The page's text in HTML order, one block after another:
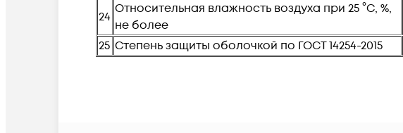
24
Относительная влажность воздуха при 25 °С, %,
не более
25 Степень защиты оболочкой по ГОСТ 14254-2015